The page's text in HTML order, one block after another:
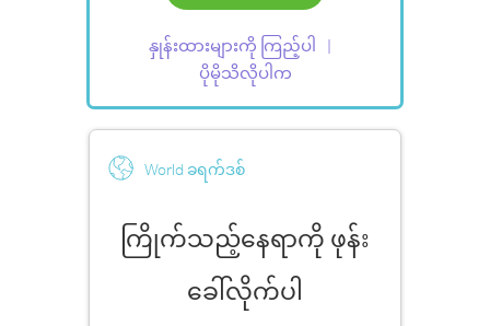
နှုန်းထားများကို ကြည့်ပါ
ပိုမိုသိလိုပါက
World ခရက်ဒစ်
ကြိုက်သည့်နေရာကို ဖုန်း
ခေါ်လိုက်ပါ